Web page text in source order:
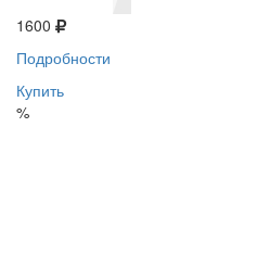
1600
Подробности
Купить
%